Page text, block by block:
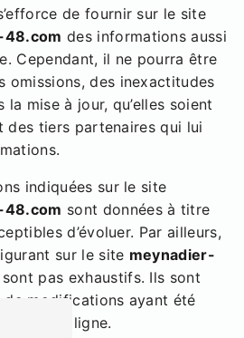
de fournir sur le site
48.com des informations aussi
Cependant, il ne pourra être
omissions, des inexactitudes
mise à jour, qu’elles soient
tiers partenaires qui lui
indiquées sur le site
48.com sont données à titre
d’évoluer. Par ailleurs,
sur le site meynadier-
sont pas exhaustifs. Ils sont
de modifications ayant été
mise en ligne.